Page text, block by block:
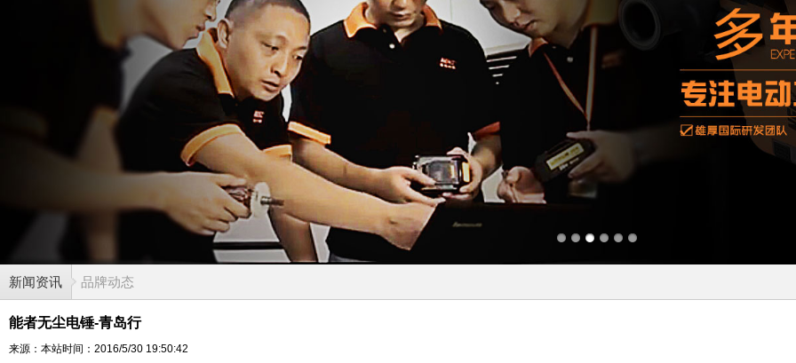
新闻资讯 品牌动态
能者无尘电锤-青岛行
来源：本站时间：2016/5/30 19:50:42